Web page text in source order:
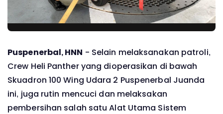
Puspenerbal, HNN - Selain melaksanakan patroli,
Crew Heli Panther yang dioperasikan di bawah
Skuadron 100 Wing Udara 2 Puspenerbal Juanda
ini, juga rutin mencuci dan melaksakan
pembersihan salah satu Alat Utama Sistem